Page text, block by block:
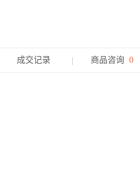
成交记录 商品咨询 0